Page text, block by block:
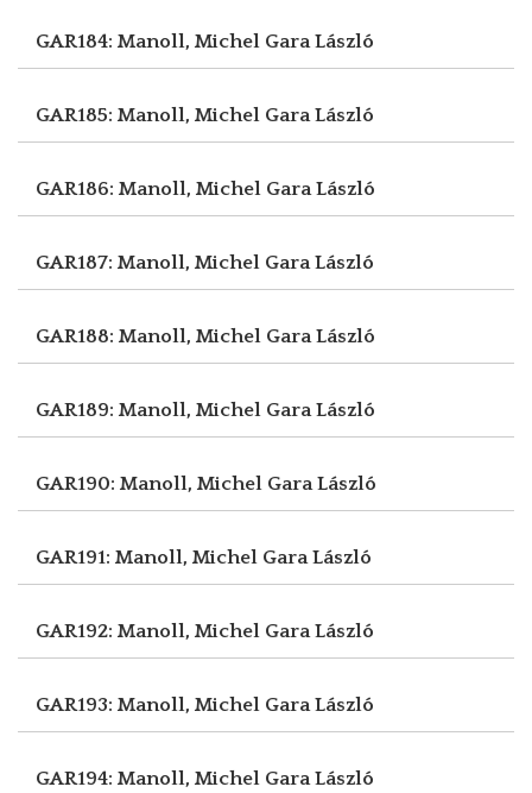
GAR184: Manoll, Michel Gara László
GAR185: Manoll, Michel Gara László
GAR186: Manoll, Michel Gara László
GAR187: Manoll, Michel Gara László
GAR188: Manoll, Michel Gara László
GAR189: Manoll, Michel Gara László
GAR190: Manoll, Michel Gara László
GAR191: Manoll, Michel Gara László
GAR192: Manoll, Michel Gara László
GAR193: Manoll, Michel Gara László
GAR194: Manoll, Michel Gara László